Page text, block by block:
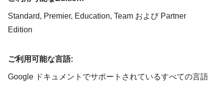
Standard, Premier, Education, Team および Partner
Edition
ご利用可能な言語:
Google ドキュメントでサポートされているすべての言語